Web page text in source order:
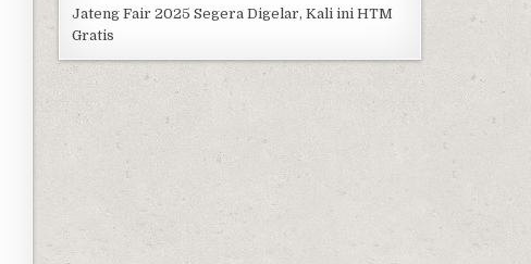
Jateng Fair 2025 Segera Digelar, Kali ini HTM
Gratis